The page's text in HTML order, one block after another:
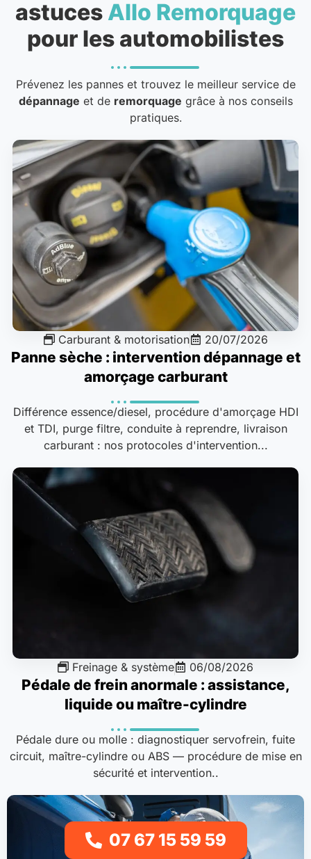
astuces Allo Remorquage
pour les automobilistes
Prévenez les pannes et trouvez le meilleur service de
dépannage et de remorquage grâce à nos conseils
pratiques.
Carburant & motorisation 20/07/2026
Panne sèche : intervention dépannage et
amorçage carburant
Différence essence/diesel, procédure d'amorçage HDI
et TDI, purge filtre, conduite à reprendre, livraison
carburant : nos protocoles d'intervention...
Freinage & système 06/08/2026
Pédale de frein anormale : assistance,
liquide ou maître-cylindre
Pédale dure ou molle : diagnostiquer servofrein, fuite
circuit, maître-cylindre ou ABS — procédure de mise en
sécurité et intervention..
07 67 15 59 59